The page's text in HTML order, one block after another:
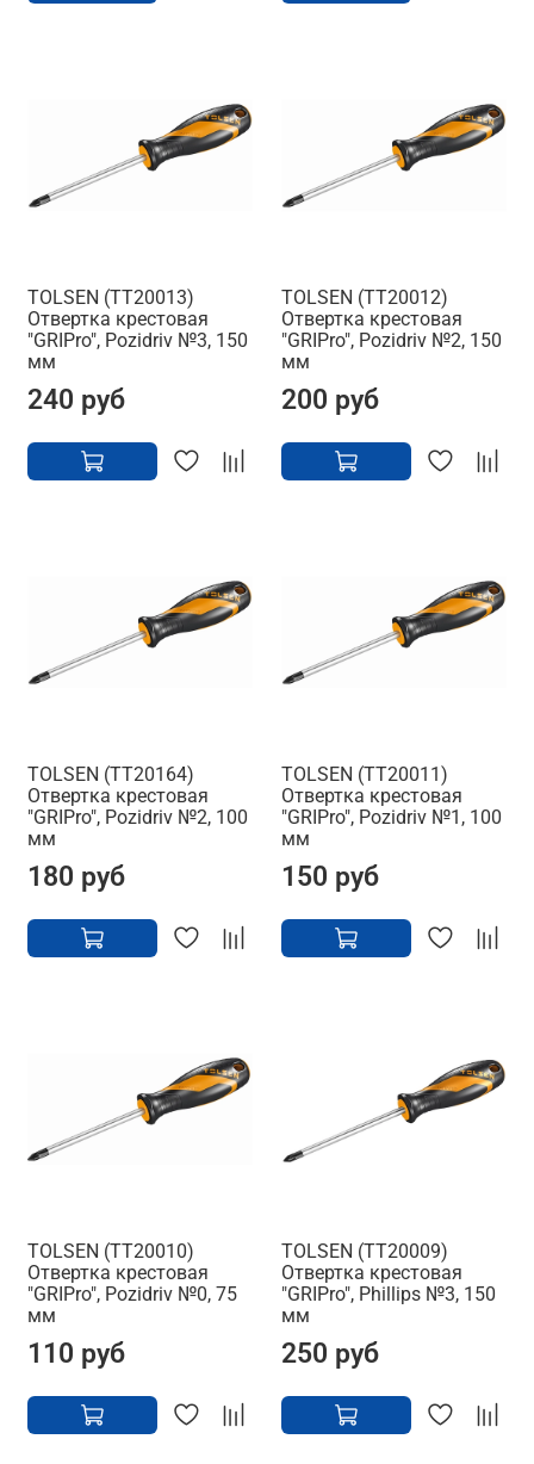
TOLSEN (TT20013)
Отвертка крестовая
"GRIPro", Pozidriv №3, 150
мм
240 руб
TOLSEN (TT20012)
Отвертка крестовая
"GRIPro", Pozidriv №2, 150
мм
200 руб
TOLSEN (TT20164)
Отвертка крестовая
"GRIPro", Pozidriv №2, 100
мм
180 руб
TOLSEN (TT20011)
Отвертка крестовая
"GRIPro", Pozidriv №1, 100
мм
150 руб
TOLSEN (TT20010)
Отвертка крестовая
"GRIPro", Pozidriv №0, 75
мм
110 руб
TOLSEN (TT20009)
Отвертка крестовая
"GRIPro", Phillips №3, 150
мм
250 руб